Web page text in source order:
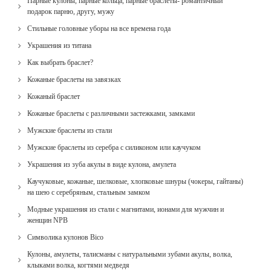
подарок парню, другу, мужу
Стильные головные уборы на все времена года
Украшения из титана
Как выбрать браслет?
Кожаные браслеты на завязках
Кожаный браслет
Кожаные браслеты с различными застежками, замками
Мужские браслеты из стали
Мужские браслеты из серебра с силиконом или каучуком
Украшения из зуба акулы в виде кулона, амулета
Каучуковые, кожаные, шелковые, хлопковые шнуры (чокеры, гайтаны)
на шею с серебряным, стальным замком
Модные украшения из стали с магнитами, ионами для мужчин и
женщин NPB
Cимволика кулонов Bico
Кулоны, амулеты, талисманы с натуральными зубами акулы, волка,
клыками волка, когтями медведя